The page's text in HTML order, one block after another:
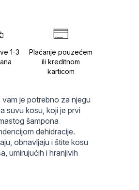
1-3
Plaćanje pouzećem
ili kreditnom
karticom
je potrebno za njegu
suvu kosu, koji je prvi
šampona
dehidracije.
obnavljaju i štite kosu
umirujućih i hranjivih